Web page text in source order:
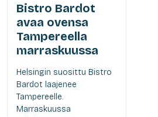
Bistro Bardot
avaa ovensa
Tampereella
marraskuussa
Helsingin suosittu Bistro
Bardot laajenee
Tampereelle.
Marraskuussa